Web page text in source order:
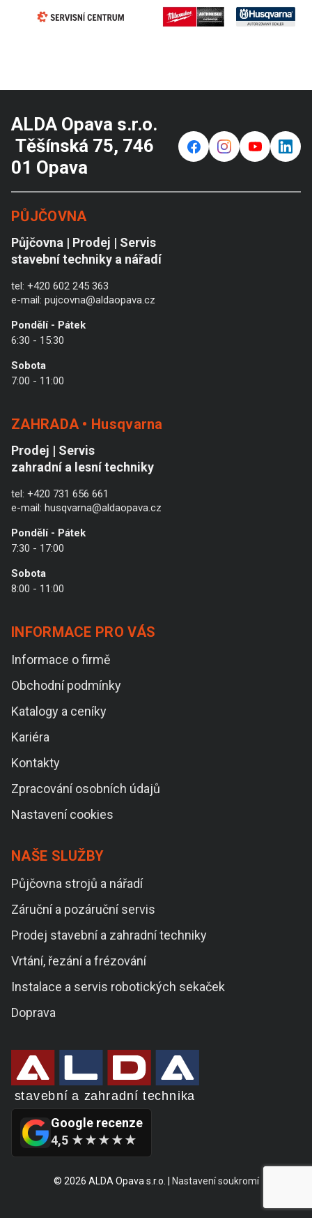
ALDA Opava s.r.o.
Těšínská 75, 746
01 Opava
f ⌁ y in
PŮJČOVNA
Půjčovna | Prodej | Servis
stavební techniky a nářadí
tel: +420 602 245 363
e-mail: pujcovna@aldaopava.cz
Pondělí - Pátek
6:30 - 15:30
Sobota
7:00 - 11:00
ZAHRADA • Husqvarna
Prodej | Servis
zahradní a lesní techniky
tel: +420 731 656 661
e-mail: husqvarna@aldaopava.cz
Pondělí - Pátek
7:30 - 17:00
Sobota
8:00 - 11:00
INFORMACE PRO VÁS
Informace o firmě
Obchodní podmínky
Katalogy a ceníky
Kariéra
Kontakty
Zpracování osobních údajů
Nastavení cookies
NAŠE SLUŽBY
Půjčovna strojů a nářadí
Záruční a pozáruční servis
Prodej stavební a zahradní techniky
Vrtání, řezání a frézování
Instalace a servis robotických sekaček
Doprava
Google recenze
4,5 ★★★★★
© 2026 ALDA Opava s.r.o. | Nastavení soukromí